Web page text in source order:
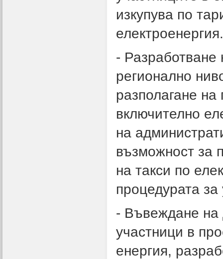
изкупува по
електроенергия.
-
регионално
разполагане
включително
на
възможност за
на такси по
процедурата
- Въвеждане на
участници в
енергия,